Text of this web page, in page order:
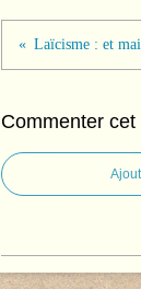
Laïcisme : et
Commenter cet